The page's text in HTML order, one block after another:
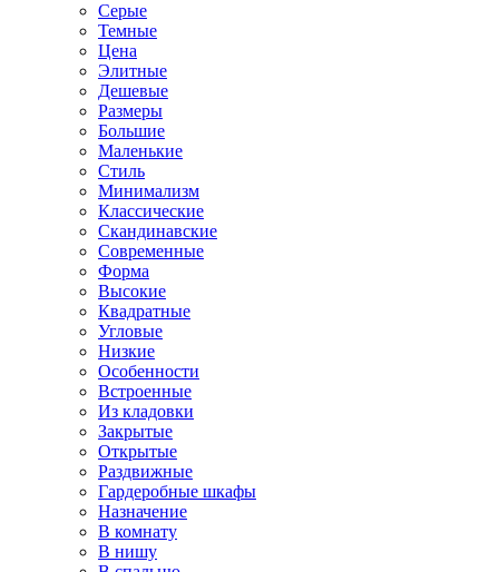
Серые
Темные
Цена
Элитные
Дешевые
Размеры
Большие
Маленькие
Стиль
Минимализм
Классические
Скандинавские
Современные
Форма
Высокие
Квадратные
Угловые
Низкие
Особенности
Встроенные
Из кладовки
Закрытые
Открытые
Раздвижные
Гардеробные шкафы
Назначение
В комнату
В нишу